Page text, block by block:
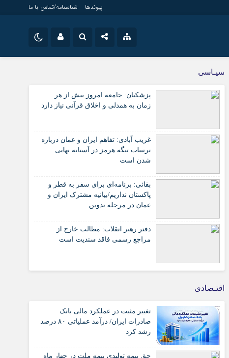
پیوندها شناسنامه/تماس با ما
سروش
آپارات مرا به خاطر بسپار
اقتصاد
سیاسی
سیـاسی
پزشکیان: جامعه امروز بیش از هر
زمان به همدلی و اخلاق قرآنی نیاز دارد
غریب آبادی: تفاهم ایران و عمان درباره
ترتیبات تنگه هرمز در آستانه نهایی
شدن است
بقائی: برنامه‌ای برای سفر به قطر و
پاکستان نداریم/بیانیه مشترک ایران و
عمان در مرحله تدوین
دفتر رهبر انقلاب: مطالب خارج از
مراجع رسمی فاقد سندیت است
اقتـصادی
تغییر مثبت در عملکرد مالی بانک
صادرات ایران/ درآمد عملیاتی ۸۰ درصد
رشد کرد
حق بیمه تولیدی بیمه ملت در چهار ماه